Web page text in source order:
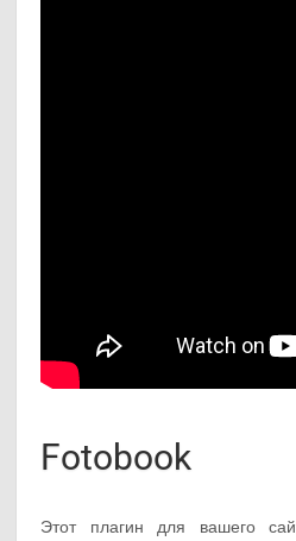
Fotobook
Этот плагин для вашего